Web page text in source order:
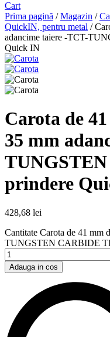
Cart
Prima pagină /Magazin /
QuickIN, pentru metal /
adancime taiere -TCT-
Quick IN
Carota de
35 mm
prindere
428,68 lei
Cantitate Carota de 41 mm
TUNGSTEN CARBIDE
Adauga in cos